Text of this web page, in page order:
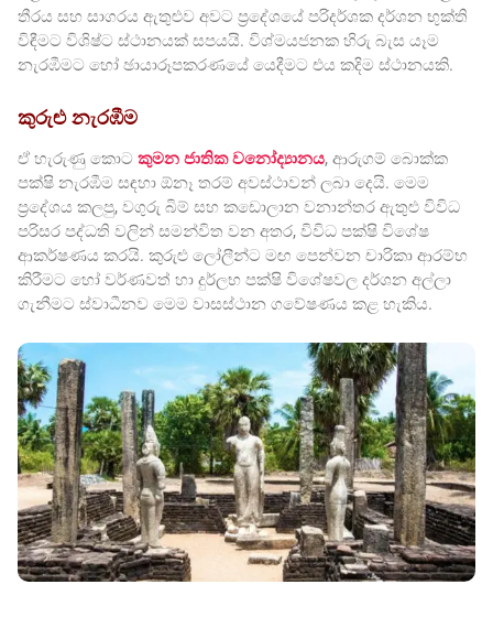
තීරය සහ සාගරය ඇතුළුව අවට ප්‍රදේශයේ පරිදර්ශක දර්ශන භුක්ති
විඳීමට විශිෂ්ට ස්ථානයක් සපයයි. විශ්මයජනක හිරු බැස යෑම
නැරඹීමට හෝ ඡායාරූපකරණයේ යෙදීමට එය කදිම ස්ථානයකි.
කුරුළු නැරඹීම
ඒ හැරුණු කොට කුමන ජාතික වනෝද්‍යානය, ආරුගම් බොක්ක
පක්ෂි නැරඹීම සඳහා ඕනෑ තරම් අවස්ථාවන් ලබා දෙයි. මෙම
ප්‍රදේශය කලපු, වගුරු බිම් සහ කඩොලාන වනාන්තර ඇතුළු විවිධ
පරිසර පද්ධති වලින් සමන්විත වන අතර, විවිධ පක්ෂි විශේෂ
ආකර්ෂණය කරයි. කුරුළු ලෝලීන්ට මඟ පෙන්වන චාරිකා ආරම්භ
කිරීමට හෝ වර්ණවත් හා දුර්ලභ පක්ෂි විශේෂවල දර්ශන අල්ලා
ගැනීමට ස්වාධීනව මෙම වාසස්ථාන ගවේෂණය කළ හැකිය.